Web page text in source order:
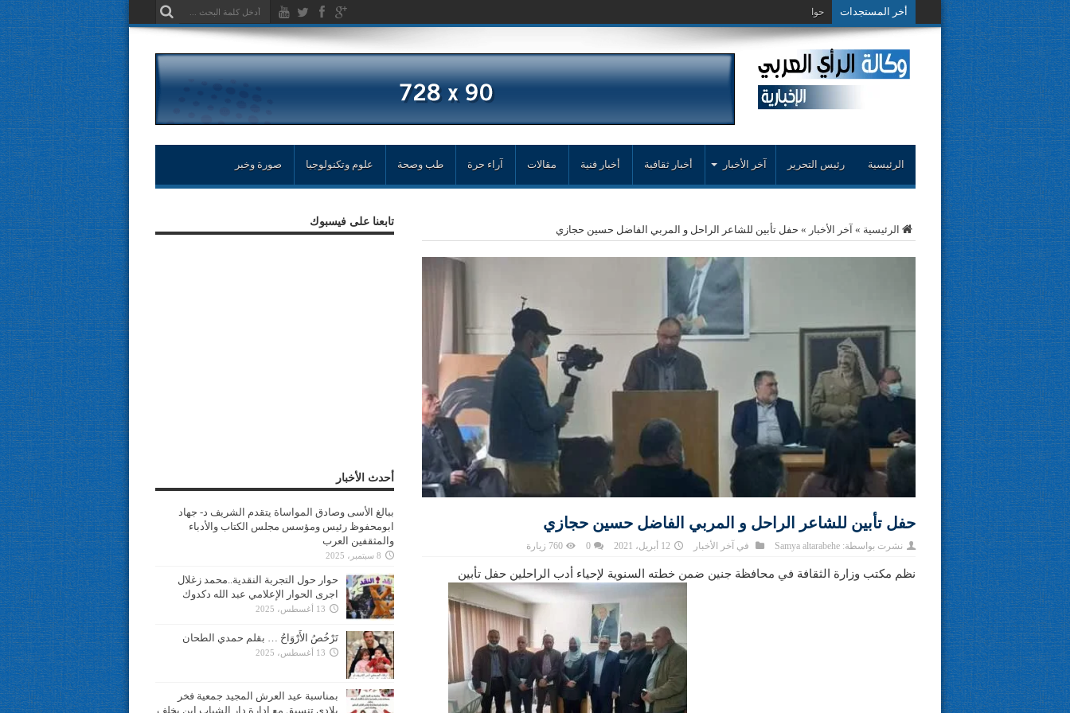
أخر المستجدات حوار حول التجربة النقدي
الرئيسية رئيس التحرير آخر الأخبار أخبار ثقافية أخبار فنية مقالات آراء حرة طب وصحة علوم وتكنولوجيا صورة وخبر
الرئيسية » آخر الأخبار » حفل تأبين للشاعر الراحل و المربي الفاضل حسين حجازي
حفل تأبين للشاعر الراحل و المربي الفاضل حسين حجازي
نشرت بواسطة:Samya altarabehe في آخر الأخبار 12 أبريل، 2021 0 760 زيارة
نظم مكتب وزارة الثقافة في محافظة جنين ضمن خطته السنوية لإحياء أدب الراحلين حفل تأبين
تابعنا على فيسبوك
أحدث الأخبار
ببالغ الأسى وصادق المواساة يتقدم الشريف د- جهاد
ابومحفوظ رئيس ومؤسس مجلس الكتاب والأدباء
والمثقفين العرب
8 سبتمبر، 2025
حوار حول التجربة النقدية..محمد زغلال
اجرى الحوار الإعلامي عبد الله دكدوك
13 أغسطس، 2025
تَرْخُصُ الأَرْوَاحُ … بقلم حمدي الطحان
13 أغسطس، 2025
بمناسبة عيد العرش المجيد جمعية فخر
بلادي تنسيق مع ادارة دار الشباب ابن يخلف